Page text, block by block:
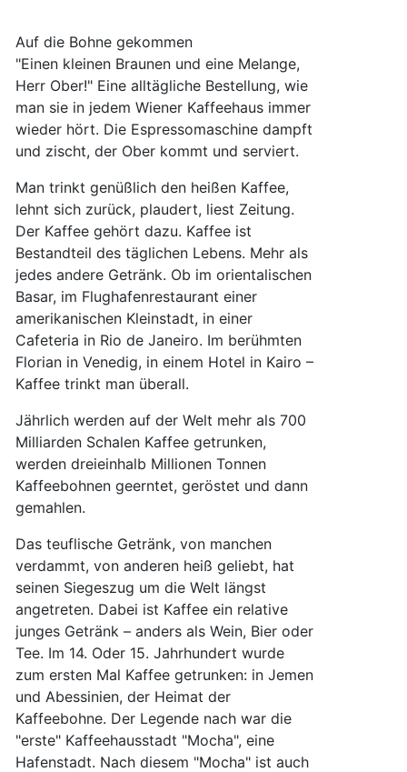
Auf die Bohne gekommen
"Einen kleinen Braunen und eine Melange,
Herr Ober!" Eine alltägliche Bestellung, wie
man sie in jedem Wiener Kaffeehaus immer
wieder hört. Die Espressomaschine dampft
und zischt, der Ober kommt und serviert.
Man trinkt genüßlich den heißen Kaffee,
lehnt sich zurück, plaudert, liest Zeitung.
Der Kaffee gehört dazu. Kaffee ist
Bestandteil des täglichen Lebens. Mehr als
jedes andere Getränk. Ob im orientalischen
Basar, im Flughafenrestaurant einer
amerikanischen Kleinstadt, in einer
Cafeteria in Rio de Janeiro. Im berühmten
Florian in Venedig, in einem Hotel in Kairo –
Kaffee trinkt man überall.
Jährlich werden auf der Welt mehr als 700
Milliarden Schalen Kaffee getrunken,
werden dreieinhalb Millionen Tonnen
Kaffeebohnen geerntet, geröstet und dann
gemahlen.
Das teuflische Getränk, von manchen
verdammt, von anderen heiß geliebt, hat
seinen Siegeszug um die Welt längst
angetreten. Dabei ist Kaffee ein relative
junges Getränk – anders als Wein, Bier oder
Tee. Im 14. Oder 15. Jahrhundert wurde
zum ersten Mal Kaffee getrunken: in Jemen
und Abessinien, der Heimat der
Kaffeebohne. Der Legende nach war die
"erste" Kaffeehausstadt "Mocha", eine
Hafenstadt. Nach diesem "Mocha" ist auch